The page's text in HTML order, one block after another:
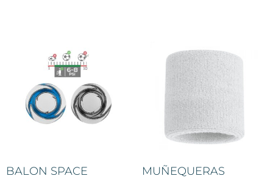
BALON SPACE MUÑEQUERAS